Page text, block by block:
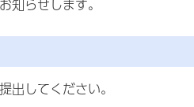
らせします。
出してください。